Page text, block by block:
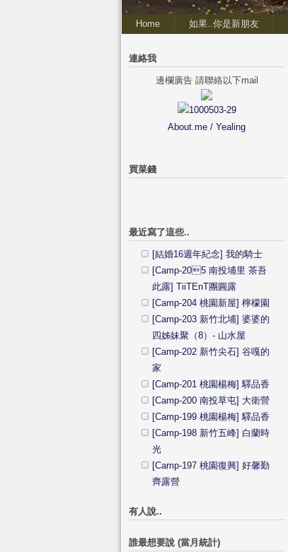
Home 如果..你是新朋友
連絡我
邊欄廣告 請聯絡以下mail
About.me / Yealing
買菜錢
最近寫了這些..
[結婚16週年紀念] 我的騎士
[Camp-205 南投埔里 茶吾
此露] TiiTEnT團圓露
[Camp-204 桃園新屋] 檸檬園
[Camp-203 新竹北埔] 婆婆的
四姊妹聚（8）- 山水屋
[Camp-202 新竹尖石] 谷嘎的
家
[Camp-201 桃園楊梅] 驛品香
[Camp-200 南投草屯] 大衛營
[Camp-199 桃園楊梅] 驛品香
[Camp-198 新竹五峰] 白蘭時
光
[Camp-197 桃園復興] 好馨勤
齊露營
有人說..
誰最想要說 (當月統計)